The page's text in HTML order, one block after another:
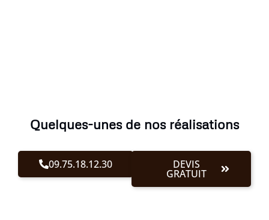
Quelques-unes de nos réalisations
09.75.18.12.30 DEVIS
GRATUIT